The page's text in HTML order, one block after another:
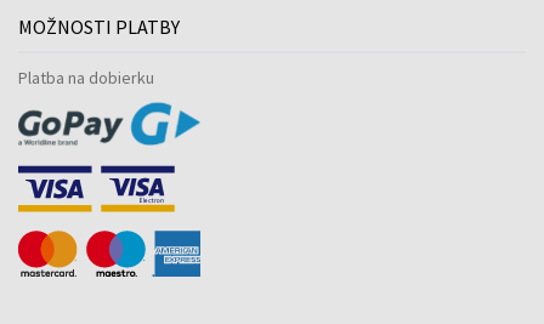
MOŽNOSTI PLATBY
Platba na dobierku